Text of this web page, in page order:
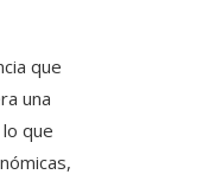
que
una
lo que